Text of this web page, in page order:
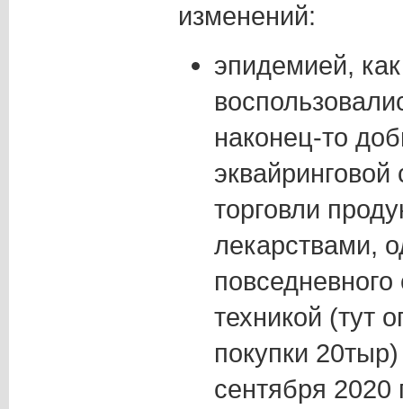
изменений:
эпидемией,
наконец-то
торговли
лекарствами,
техникой (тут
покупки
сентября 2020